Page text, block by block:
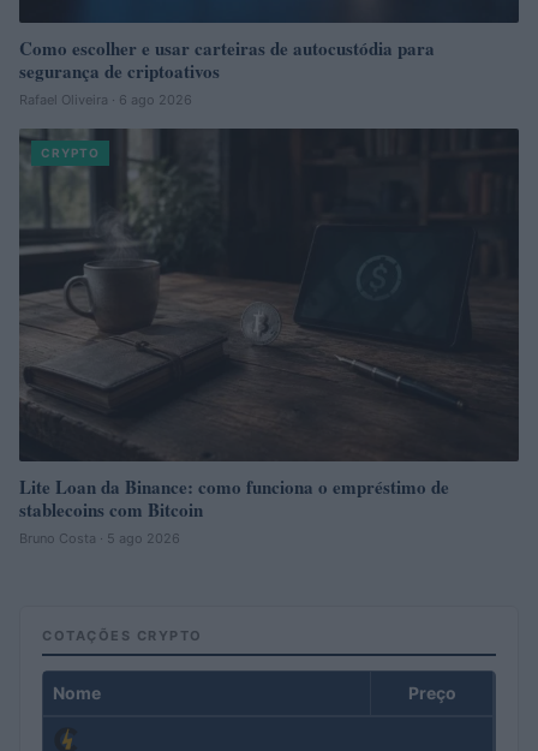
Como escolher e usar carteiras de autocustódia para
segurança de criptoativos
Rafael Oliveira · 6 ago 2026
CRYPTO
Lite Loan da Binance: como funciona o empréstimo de
stablecoins com Bitcoin
Bruno Costa · 5 ago 2026
COTAÇÕES CRYPTO
Nome Preço